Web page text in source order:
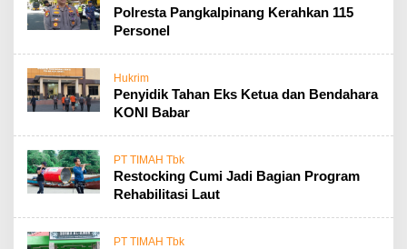
Polresta Pangkalpinang Kerahkan 115
Personel
Hukrim
Penyidik Tahan Eks Ketua dan Bendahara
KONI Babar
PT TIMAH Tbk
Restocking Cumi Jadi Bagian Program
Rehabilitasi Laut
PT TIMAH Tbk